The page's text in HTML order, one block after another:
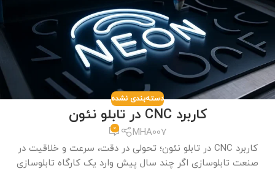
دسته‌بندی نشده
کاربرد CNC در تابلو نئون
MHA007
0
کاربرد CNC در تابلو نئون؛ تحولی در دقت، سرعت و خلاقیت در
صنعت تابلو‌سازی اگر چند سال پیش وارد یک کارگاه تابلو‌سازی